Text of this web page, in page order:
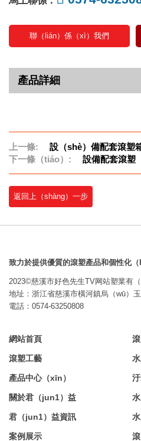
聯（lián）係（xì）我們
產品詳細
上一條:
設（shè）備配套滾塑
下一條（tiáo）:
設備配套滾塑
返回上（shàng）一步
致力於提供優質的滾塑產品和個性化
2023©慈溪市好色先生TV网站塑業有
地址：浙江省慈溪市橫河鎮烏（wū）
電話：0574-63250808
網站首頁
滾塑工藝
產品中心（xīn）
關於君（jun1）益
君（jun1）益資訊
案例展示